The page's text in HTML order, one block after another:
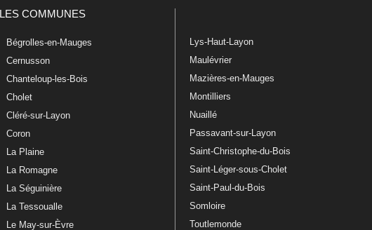
LES COMMUNES
Bégrolles-en-Mauges
Cernusson
Chanteloup-les-Bois
Cholet
Cléré-sur-Layon
Coron
La Plaine
La Romagne
La Séguinière
La Tessoualle
Le May-sur-Èvre
Lys-Haut-Layon
Maulévrier
Mazières-en-Mauges
Montilliers
Nuaillé
Passavant-sur-Layon
Saint-Christophe-du-Bois
Saint-Léger-sous-Cholet
Saint-Paul-du-Bois
Somloire
Toutlemonde